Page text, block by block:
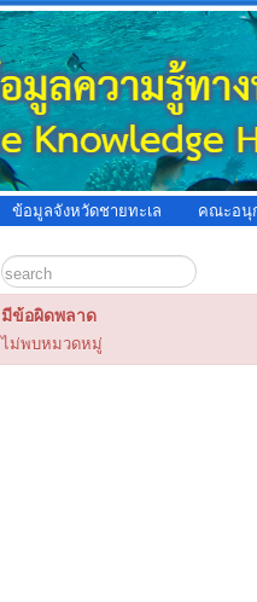
ข้อมูลจังหวัดชายทะเล คณะอนุ
มีข้อผิดพลาด
ไม่พบหมวดหมู่